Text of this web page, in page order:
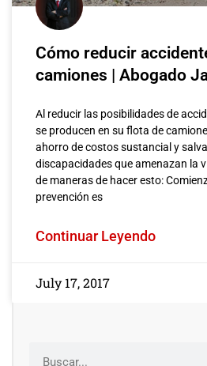
Cómo reducir
camiones | Abogado
Al reducir las posibilidades de
se producen en su flota de
ahorro de costos sustancial y
discapacidades que amenazan la
de maneras de hacer esto:
prevención es
Continuar Leyendo
July 17, 2017